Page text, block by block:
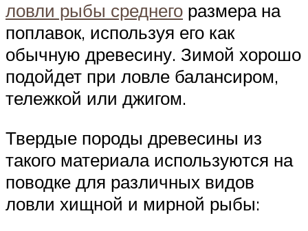
ловли рыбы среднего размера на
поплавок, используя его как
обычную древесину. Зимой хорошо
подойдет при ловле балансиром,
тележкой или джигом.
Твердые породы древесины из
такого материала используются на
поводке для различных видов
ловли хищной и мирной рыбы: